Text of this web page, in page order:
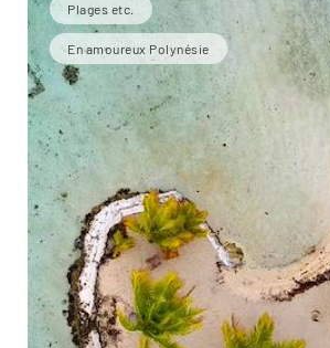
Plages etc.
En amoureux Polynésie